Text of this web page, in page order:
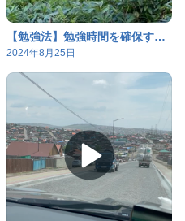
【勉強法】勉強時間を確保するもう一つの方法
2024年8月25日